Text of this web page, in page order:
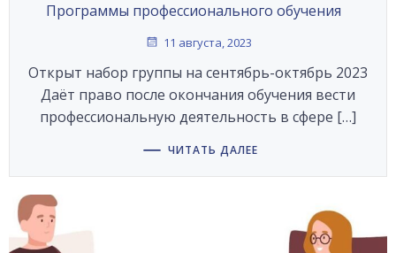
Программы профессионального обучения
11 августа, 2023
Открыт набор группы на сентябрь-октябрь 2023
Даёт право после окончания обучения вести
профессиональную деятельность в сфере […]
ЧИТАТЬ ДАЛЕЕ